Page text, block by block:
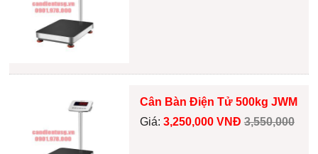
Cân Bàn Điện Tử 500kg JWM
Giá: 3,250,000 VNĐ 3,550,000